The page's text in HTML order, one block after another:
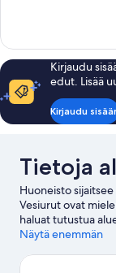
Kirjaudu
edut. Lisää
Kirjaudu
Tietoja
Huoneisto
Vesiurut ovat
haluat tutustua
vierailusi aikana?
Näytä enemmän